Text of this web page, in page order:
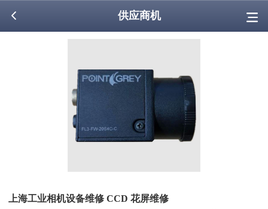
供应商机
上海工业相机设备维修 CCD 花屏维修